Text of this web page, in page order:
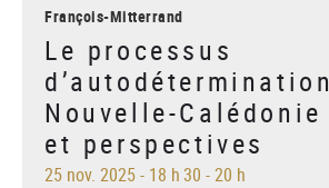
François-Mitterrand
Le processus
Nouvelle-
et perspectives
25 nov. 2025- 18 h 30 - 20 h